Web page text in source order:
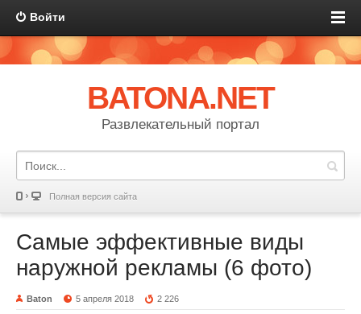
Войти
BATONA.NET
Развлекательный портал
Полная версия сайта
Самые эффективные виды
наружной рекламы (6 фото)
Baton 5 апреля 2018 2 226